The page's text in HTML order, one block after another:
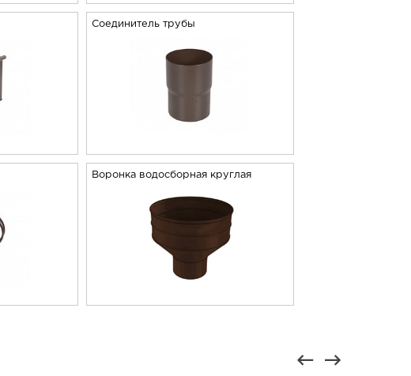
Соединитель трубы
Воронка водосборная круглая